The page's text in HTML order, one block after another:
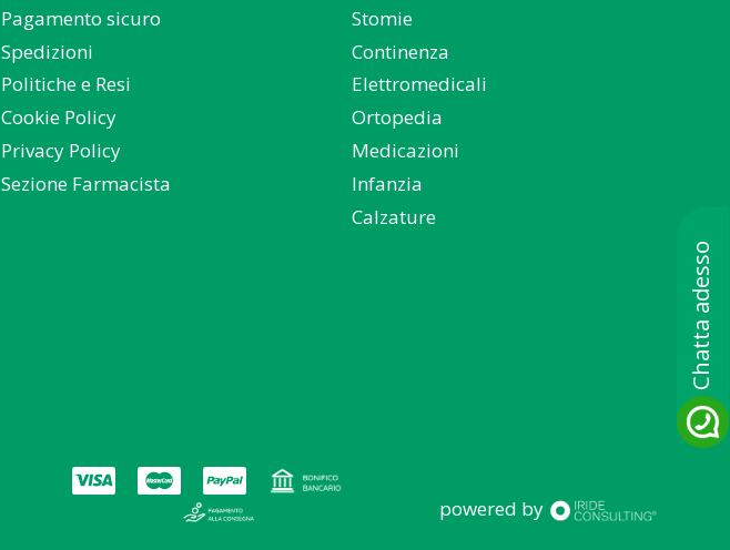
Pagamento sicuro
Spedizioni
Politiche e Resi
Cookie Policy
Privacy Policy
Sezione Farmacista
Stomie
Continenza
Elettromedicali
Ortopedia
Medicazioni
Infanzia
Calzature
powered by